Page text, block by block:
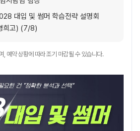
대입 및 썸머 학습전략 설명회
희고) (7/8)
, 예약 상황에 따라 조기 마감될 수 있습니다.